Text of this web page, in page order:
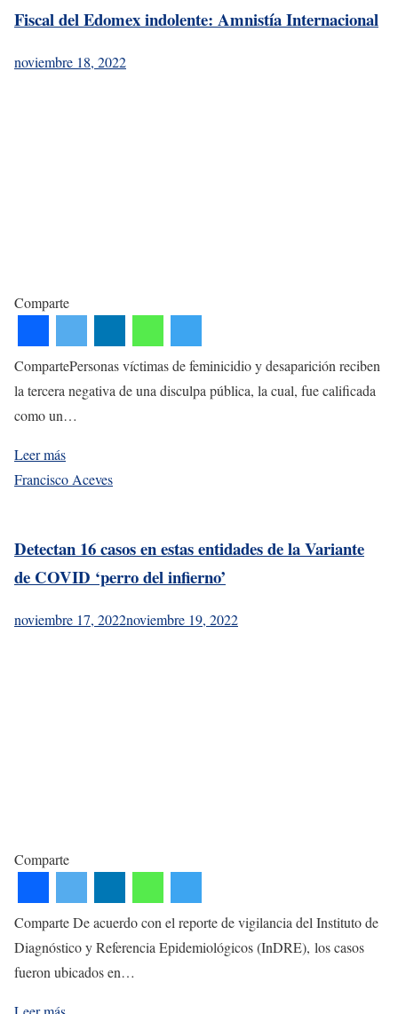
Fiscal del Edomex indolente: Amnistía Internacional
noviembre 18, 2022
Comparte
CompartePersonas víctimas de feminicidio y desaparición reciben
la tercera negativa de una disculpa pública, la cual, fue calificada
como un…
Leer más
Francisco Aceves
Detectan 16 casos en estas entidades de la Variante
de COVID ‘perro del infierno’
noviembre 17, 2022noviembre 19, 2022
Comparte
Comparte De acuerdo con el reporte de vigilancia del Instituto de
Diagnóstico y Referencia Epidemiológicos (InDRE), los casos
fueron ubicados en…